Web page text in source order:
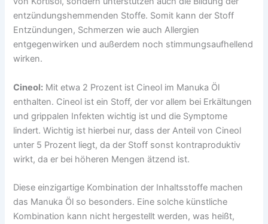
entzündungshemmenden Stoffe. Somit kann der Stoff
Entzündungen, Schmerzen wie auch Allergien
entgegenwirken und außerdem noch stimmungsaufhellend
wirken.
Cineol: Mit etwa 2 Prozent ist Cineol im Manuka Öl
enthalten. Cineol ist ein Stoff, der vor allem bei Erkältungen
und grippalen Infekten wichtig ist und die Symptome
lindert. Wichtig ist hierbei nur, dass der Anteil von Cineol
unter 5 Prozent liegt, da der Stoff sonst kontraproduktiv
wirkt, da er bei höheren Mengen ätzend ist.
Diese einzigartige Kombination der Inhaltsstoffe machen
das Manuka Öl so besonders. Eine solche künstliche
Kombination kann nicht hergestellt werden, was heißt,